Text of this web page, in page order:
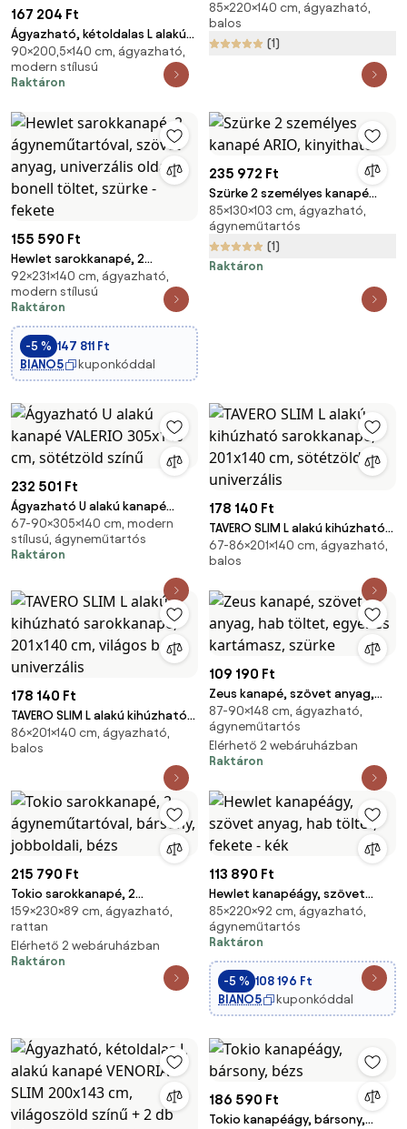
167 204 Ft
Ágyazható, kétoldalas L alakú
kanapé VALERIO SLIM 200x140
cm, sötétzöld színű + 2 db
díszpárna INGYEN
90×200,5×140 cm, ágyazható,
modern stílusú
Raktáron
sarokkanapé ZENOVA 220 x 140
cm, kétoldalas
85×220×140 cm, ágyazható,
balos
(1)
155 590 Ft
Hewlet sarokkanapé, 2
ágyneműtartóval, szövet
anyag, univerzális oldal, bonell
töltet, szürke - fekete
92×231×140 cm, ágyazható,
modern stílusú
Raktáron
-5 % 147 811 Ft
BIANO5
kuponkóddal
235 972 Ft
Szürke 2 személyes kanapé
ARIO, kinyitható
85×130×103 cm, ágyazható,
ágyneműtartós
(1)
Raktáron
232 501 Ft
Ágyazható U alakú kanapé
VALERIO 305x140 cm, sötétzöld
színű
67-90×305×140 cm, modern
stílusú, ágyneműtartós
Raktáron
178 140 Ft
TAVERO SLIM L alakú kihúzható
sarokkanapé, 201x140 cm,
sötétzöld, univerzális
67-86×201×140 cm, ágyazható,
balos
178 140 Ft
TAVERO SLIM L alakú kihúzható
sarokkanapé, 201x140 cm,
világos bézs, univerzális
86×201×140 cm, ágyazható,
balos
109 190 Ft
Zeus kanapé, szövet anyag,
hab töltet, egyenes
kartámasz, szürke
87-90×148 cm, ágyazható,
ágyneműtartós
Elérhető 2 webáruházban
Raktáron
215 790 Ft
Tokio sarokkanapé, 2
ágyneműtartóval, bársony,
jobboldali, bézs
159×230×89 cm, ágyazható,
rattan
Elérhető 2 webáruházban
Raktáron
113 890 Ft
Hewlet kanapéágy, szövet
anyag, hab töltet, fekete - kék
85×220×92 cm, ágyazható,
ágyneműtartós
Raktáron
-5 % 108 196 Ft
BIANO5
kuponkóddal
186 590 Ft
Tokio kanapéágy, bársony,